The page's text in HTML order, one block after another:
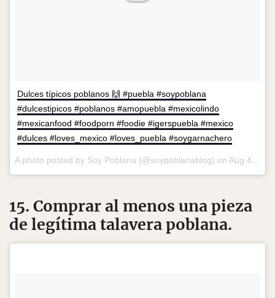
Dulces típicos poblanos 🙌 #puebla #soypoblana
#dulcestipicos #poblanos #amopuebla #mexicolindo
#mexicanfood #foodporn #foodie #igerspuebla #mexico
#dulces #loves_mexico #loves_puebla #soygarnachero
A photo posted by Soy Poblana (@soypoblanablog) on Aug 4, 2016 at 8:59pm PDT
15. Comprar al menos una pieza
de legítima talavera poblana.